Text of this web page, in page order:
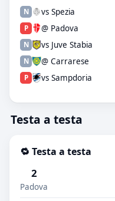
N vs Spezia
P @ Padova
N vs Juve Stabia
N @ Carrarese
P vs Sampdoria
Testa a testa
🔁 Testa a testa
2
Padova